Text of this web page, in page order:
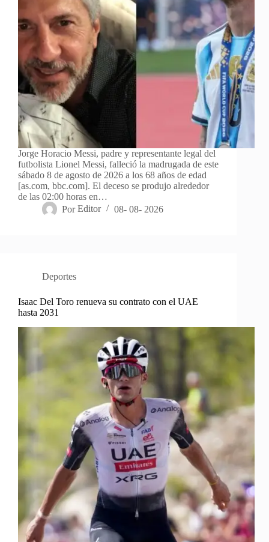
Jorge Horacio Messi, padre y representante legal del
futbolista Lionel Messi, falleció la madrugada de este
sábado 8 de agosto de 2026 a los 68 años de edad
[as.com, bbc.com]. El deceso se produjo alrededor
de las 02:00 horas en…
Por Editor 08- 08- 2026
Deportes
Isaac Del Toro renueva su contrato con el UAE
hasta 2031